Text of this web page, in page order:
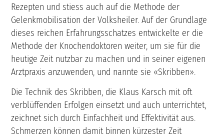
Rezepten und stiess auch auf die Methode der
Gelenkmobilisation der Volksheiler. Auf der Grundlage
dieses reichen Erfahrungsschatzes entwickelte er die
Methode der Knochendoktoren weiter, um sie für die
heutige Zeit nutzbar zu machen und in seiner eigenen
Arztpraxis anzuwenden, und nannte sie «Skribben».
Die Technik des Skribben, die Klaus Karsch mit oft
verblüffenden Erfolgen einsetzt und auch unterrichtet,
zeichnet sich durch Einfachheit und Effektivität aus.
Schmerzen können damit binnen kürzester Zeit